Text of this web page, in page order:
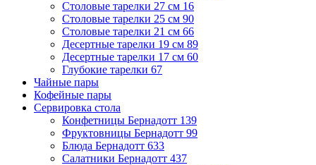
Столовые тарелки 27 см 16
Столовые тарелки 25 см 90
Столовые тарелки 21 см 66
Десертные тарелки 19 см 89
Десертные тарелки 17 см 60
Глубокие тарелки 67
Чайные пары
Кофейные пары
Сервировка стола
Конфетницы Бернадотт 139
Фруктовницы Бернадотт 99
Блюда Бернадотт 633
Салатники Бернадотт 437